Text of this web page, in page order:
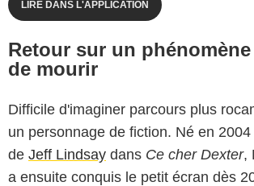
LIRE DANS L'APPLICATION
Retour sur un
de mourir
Difficile d'imaginer parcours plus
un personnage de fiction. Né en
de Jeff Lindsay dans Ce cher Dexter,
a ensuite conquis le petit écran dès